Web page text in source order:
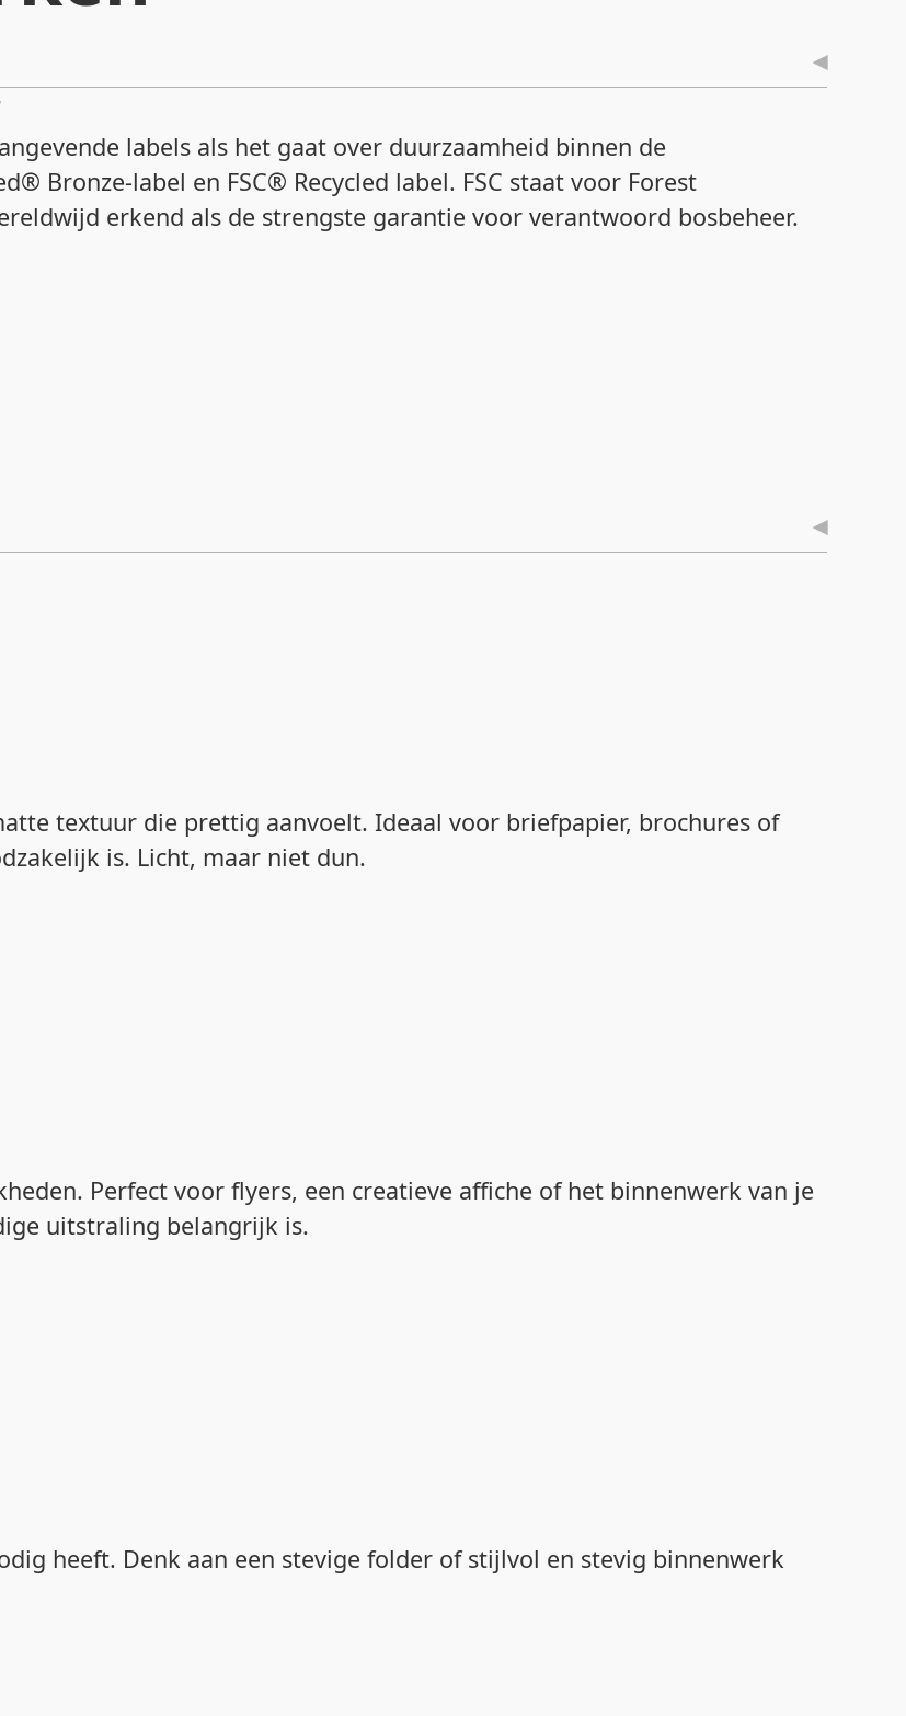
labels als het gaat over duurzaamheid binnen de
Bronze-label en FSC® Recycled label. FSC staat voor Forest
erkend als de strengste garantie voor verantwoord bosbeheer.
textuur die prettig aanvoelt. Ideaal voor briefpapier, brochures of
is. Licht, maar niet dun.
Perfect voor flyers, een creatieve affiche of het binnenwerk van je
uitstraling belangrijk is.
heeft. Denk aan een stevige folder of stijlvol en stevig binnenwerk